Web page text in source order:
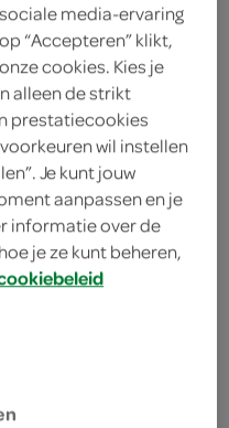
zichtbaar bij de
automatisch
bewaren Lees de
media-ervaring
“Accepteren” klikt,
cookies. Kies je
alleen de strikt
prestatiecookies
wil instellen
Je kunt jouw
aanpassen en je
informatie over de
je ze kunt beheren,